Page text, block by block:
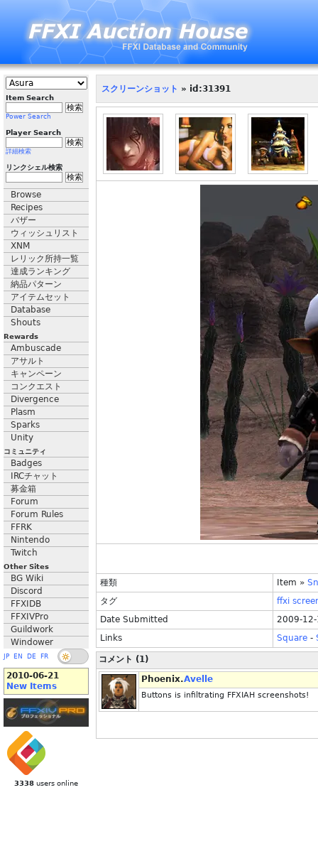
Item Search
Power Search
Player Search
詳細検索
リンクシェル検索
Browse
Recipes
バザー
ウィッシュリスト
XNM
レリック所持一覧
達成ランキング
納品パターン
アイテムセット
Database
Shouts
Rewards
Ambuscade
アサルト
キャンペーン
コンクエスト
Divergence
Plasm
Sparks
Unity
コミュニティ
Badges
IRCチャット
募金箱
Forum
Forum Rules
FFRK
Nintendo
Twitch
Other Sites
BG Wiki
Discord
FFXIDB
FFXIVPro
Guildwork
Windower
JP EN DE FR
2010-06-21
New Items
3338 users online
スクリーンショット » id:31391
種類 Item »
タグ
ffxi
Date Submitted
2009-
Links
Square -
コメント (1)
Phoenix.Avelle
Buttons is infiltrating FFXIAH screenshots!